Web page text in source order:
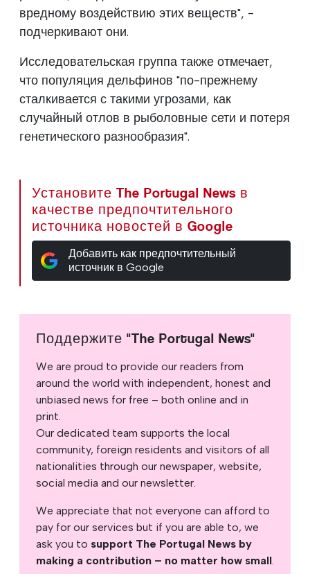
вредному воздействию этих веществ", -
подчеркивают они.
Исследовательская группа также отмечает,
что популяция дельфинов "по-прежнему
сталкивается с такими угрозами, как
случайный отлов в рыболовные сети и потеря
генетического разнообразия".
Установите The Portugal News в
качестве предпочтительного
источника новостей в Google
Добавить как предпочтительный
источник в Google
Поддержите "The Portugal News"
We are proud to provide our readers from
around the world with independent, honest and
unbiased news for free – both online and in
print.
Our dedicated team supports the local
community, foreign residents and visitors of all
nationalities through our newspaper, website,
social media and our newsletter.
We appreciate that not everyone can afford to
pay for our services but if you are able to, we
ask you to support The Portugal News by
making a contribution – no matter how small.